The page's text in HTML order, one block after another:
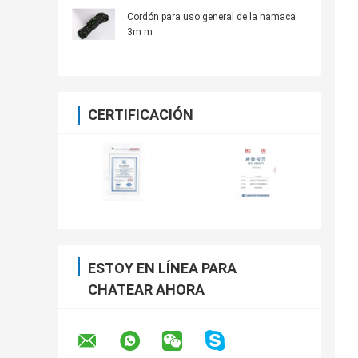
Cordón para uso general de la hamaca
3m m
CERTIFICACIÓN
ESTOY EN LÍNEA PARA
CHATEAR AHORA